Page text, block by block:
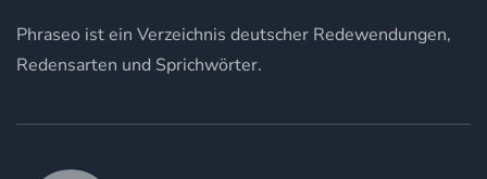
Phraseo ist ein Verzeichnis deutscher Redewendungen,
Redensarten und Sprichwörter.